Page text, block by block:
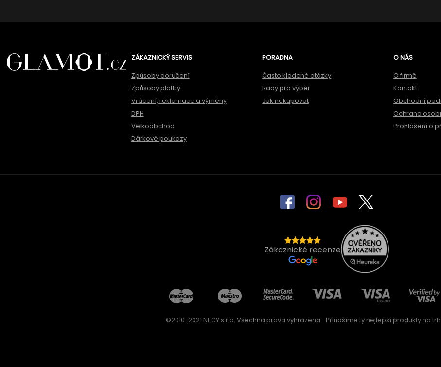
ZÁKAZNICKÝ SERVIS
Způsoby doručení
Způsoby platby
Vrácení, reklamace a výměny
DPH
Velkoobchod
Dárkové poukazy
PORADNA
Často kladené otázky
Rady pro výběr
Jak nakupovat
O NÁS
O firmě
Kontakt
Obchodní
Ochrana
Prohlášení o
Zákaznické recenze
©2010-2021 NECY s.r.o. Všechna práva vyhrazena Přinášíme ty nejlepší produkty na